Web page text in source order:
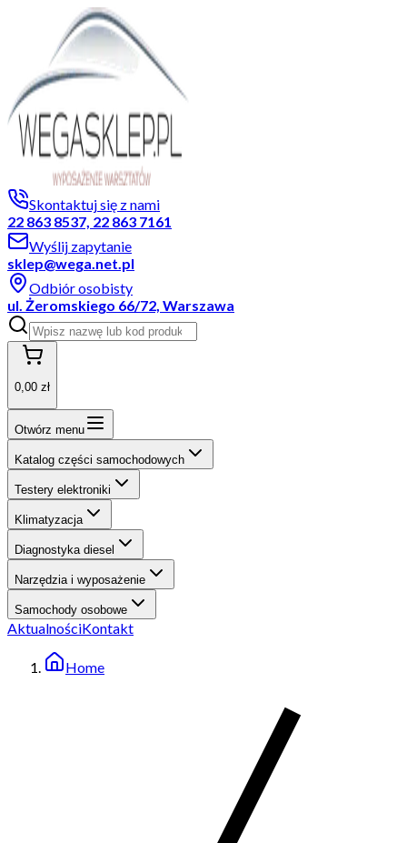
Skontaktuj się z nami
22 863 8537, 22 863 7161
Wyślij zapytanie
sklep@wega.net.pl
Odbiór osobisty
ul. Żeromskiego 66/72, Warszawa
0,00 zł
Otwórz menu
Katalog części samochodowych
Testery elektroniki
Klimatyzacja
Diagnostyka diesel
Narzędzia i wyposażenie
Samochody osobowe
AktualnościKontakt
Home